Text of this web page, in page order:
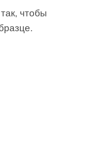
чтобы